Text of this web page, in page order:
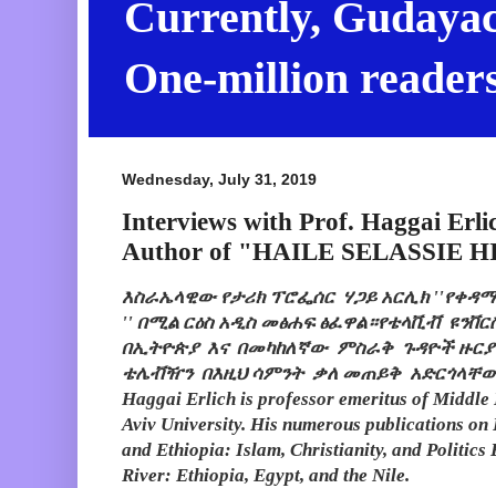
Currently,
One-million
Wednesday, July 31, 2019
Interviews with Prof. Haggai
Author of "HAILE SELASSIE
እስራኤላዊው የታሪክ ፕሮፌሰር ሃጋይ አርሊክ
'' በሚል ርዕስ አዲስ መፅሐፍ ፅፈዋል።የቴላቪቭ
በኢትዮጵያ እና በመካከለኛው ምስራቅ ጉዳዮች
ቴሌቭዥን በእዚህ ሳምንት ቃለ መጠይቅ አድርጎላቸው
Haggai Erlich is professor emeritus of Middle
Aviv University. His numerous publications
and Ethiopia: Islam, Christianity, and Politics
River: Ethiopia, Egypt, and the Nile.